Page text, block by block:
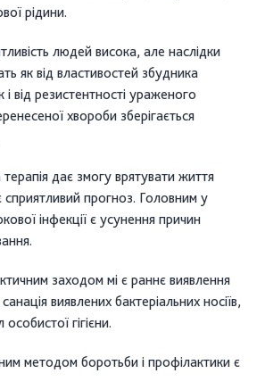
рідини.
людей висока, але наслідки
як від властивостей збудника
і від резистентності ураженого
хвороби зберігається
дає змогу врятувати життя
сприятливий прогноз. Головним у
інфекції є усунення причин
заходом мі є раннє виявлення
виявлених бактеріальних носіїв,
гігієни.
методом боротьби і профілактики є